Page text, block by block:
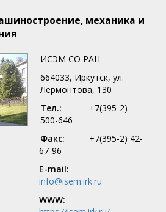
механика и
ИСЭМ СО РАН
664033, Иркутск, ул.
Лермонтова, 130
Тел.:
+7(395-2)
500-646
Факс:
+7(395-2) 42-
67-96
E-mail:
info@isem.irk.ru
WWW: